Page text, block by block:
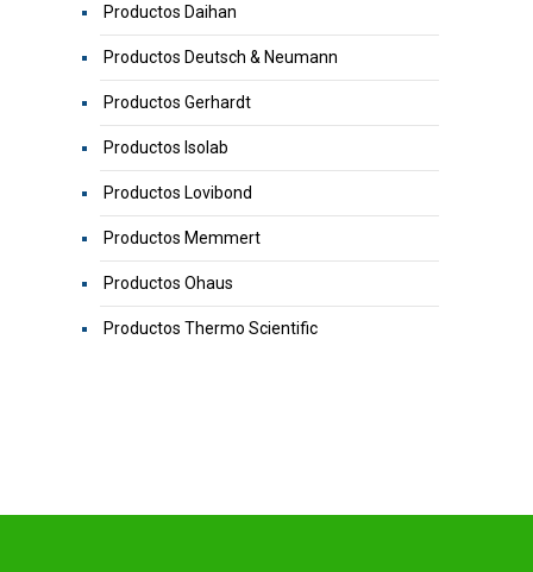
Productos Daihan
Productos Deutsch & Neumann
Productos Gerhardt
Productos Isolab
Productos Lovibond
Productos Memmert
Productos Ohaus
Productos Thermo Scientific